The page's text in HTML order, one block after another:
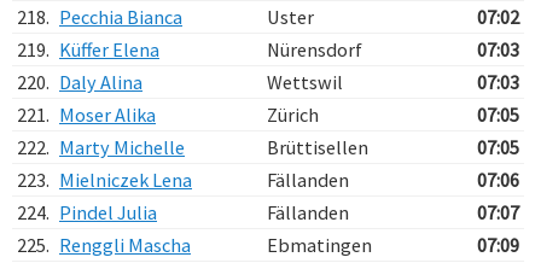
218. Pecchia Bianca Uster
07:02
219. Küffer Elena Nürensdorf
07:03
220. Daly Alina Wettswil
07:03
221. Moser Alika Zürich
07:05
222. Marty Michelle Brüttisellen
07:05
223. Mielniczek Lena Fällanden
07:06
224. Pindel Julia Fällanden
07:07
225. Renggli Mascha Ebmatingen
07:09